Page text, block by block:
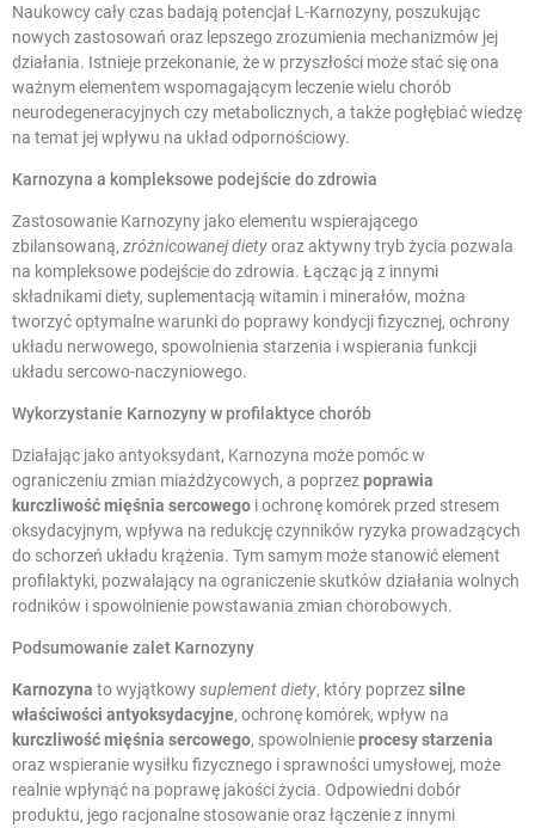
Naukowcy cały czas badają potencjał L-Karnozyny, poszukując
nowych zastosowań oraz lepszego zrozumienia mechanizmów jej
działania. Istnieje przekonanie, że w przyszłości może stać się ona
ważnym elementem wspomagającym leczenie wielu chorób
neurodegeneracyjnych czy metabolicznych, a także pogłębiać wiedzę
na temat jej wpływu na układ odpornościowy.
Karnozyna a kompleksowe podejście do zdrowia
Zastosowanie Karnozyny jako elementu wspierającego
zbilansowaną, zróżnicowanej dietyoraz aktywny tryb życia pozwala
na kompleksowe podejście do zdrowia. Łącząc ją z innymi
składnikami diety, suplementacją witamin i minerałów, można
tworzyć optymalne warunki do poprawy kondycji fizycznej, ochrony
układu nerwowego, spowolnienia starzenia i wspierania funkcji
układu sercowo-naczyniowego.
Wykorzystanie Karnozyny w profilaktyce chorób
Działając jako antyoksydant, Karnozyna może pomóc w
ograniczeniu zmian miażdżycowych, a poprzezpoprawia
kurczliwość mięśnia sercowego i ochronę komórek przed stresem
oksydacyjnym, wpływa na redukcję czynników ryzyka prowadzących
do schorzeń układu krążenia. Tym samym może stanowić element
profilaktyki, pozwalający na ograniczenie skutków działania wolnych
rodników i spowolnienie powstawania zmian chorobowych.
Podsumowanie zalet Karnozyny
Karnozyna to wyjątkowysuplement diety, który poprzezsilne
właściwości antyoksydacyjne, ochronę komórek, wpływ na
kurczliwość mięśnia sercowego, spowolnienieprocesy starzenia
oraz wspieranie wysiłku fizycznego i sprawności umysłowej, może
realnie wpłynąć na poprawę jakości życia. Odpowiedni dobór
produktu, jego racjonalne stosowanie oraz łączenie z innymi